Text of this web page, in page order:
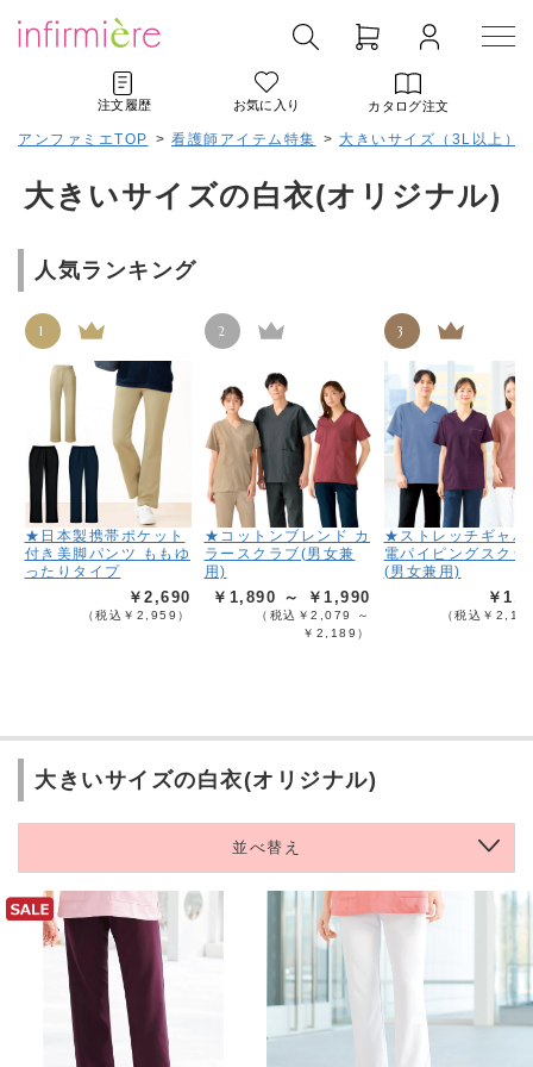
注文履歴 お気に入り カタログ注文
アンファミエTOP > 看護師アイテム特集 > 大きいサイズ（3L以上）
大きいサイズの白衣(オリジナル)
人気ランキング
1
★日本製携帯ポケット
付き美脚パンツ ももゆ
ったりタイプ
￥2,690
（税込￥2,959）
2
★コットンブレンド カ
ラースクラブ(男女兼
用)
￥1,890 ～ ￥1,990
（税込￥2,079 ～
￥2,189）
3
★ストレッチギャバ
電パイピングスクラ
(男女兼用)
￥
（税込￥
大きいサイズの白衣(オリジナル)
並べ替え